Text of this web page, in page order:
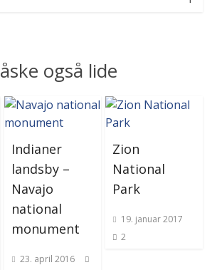
også lide
Indianer
landsby –
Navajo
national
monument
23. april 2016
Zion
National
Park
19. januar 2017
2